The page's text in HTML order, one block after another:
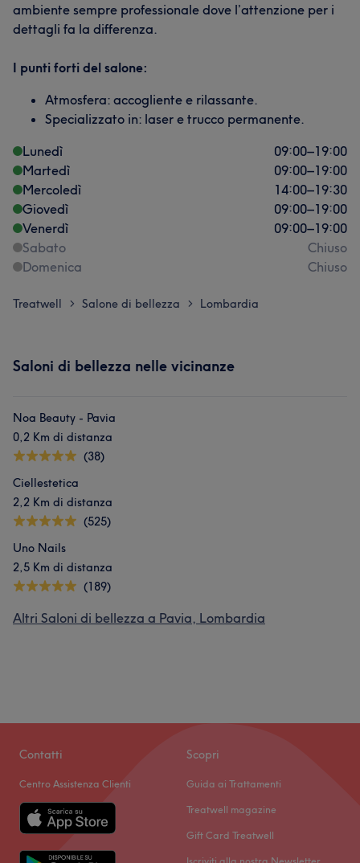
ambiente sempre professionale dove l’attenzione per i
dettagli fa la differenza.
I punti forti del salone:
Atmosfera: accogliente e rilassante.
Specializzato in: laser e trucco permanente.
Lunedì
09:00–19:00
Martedì
09:00–19:00
Mercoledì
14:00–19:30
Giovedì
09:00–19:00
Venerdì
09:00–19:00
Sabato
Chiuso
Domenica
Chiuso
Treatwell > Salone di bellezza > Lombardia
Saloni di bellezza nelle vicinanze
Noa Beauty - Pavia
0,2 Km di distanza
(38)
Ciellestetica
2,2 Km di distanza
(525)
Uno Nails
2,5 Km di distanza
(189)
Altri Saloni di bellezza a Pavia, Lombardia
Contatti
Centro Assistenza Clienti
Scopri
Guida ai Trattamenti
Treatwell magazine
Gift Card Treatwell